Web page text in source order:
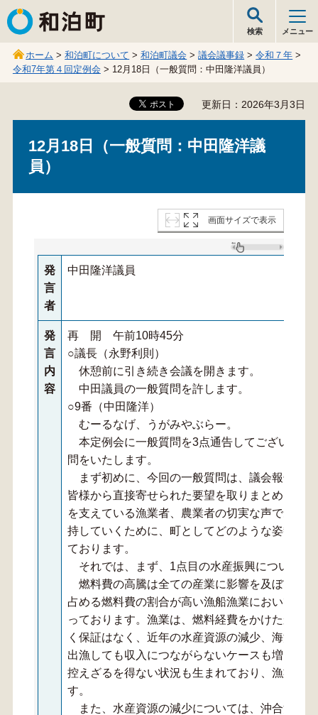
和泊町
検索 メニュー
ホーム >和泊町について >和泊町議会 >議会議事録 >令和７年 >
令和7年第４回定例会 > 12月18日（一般質問：中田隆洋議員）
更新日：2026年3月3日
12月18日（一般質問：中田隆洋議
員）
画面サイズで表示
発
言
者
中田隆洋議員
発
言
内
容
再 開 午前10時45分
○議長（永野利則）
休憩前に引き続き会議を開きます。
中田議員の一般質問を許します。
○9番（中田隆洋）
むーるなげ、うがみやぶらー。
本定例会に一般質問を3点通告してございます
問をいたします。
まず初めに、今回の一般質問は、議会報告会
皆様から直接寄せられた要望を取りまとめたも
を支えている漁業者、農業者の切実な声であり
持していくために、町としてどのような姿勢で
ております。
それでは、まず、1点目の水産振興についてお
燃料費の高騰は全ての産業に影響を及ぼして
占める燃料費の割合が高い漁船漁業においては
っております。漁業は、燃料経費をかけたから
く保証はなく、近年の水産資源の減少、海流の
出漁しても収入につながらないケースも増えて
控えざるを得ない状況も生まれており、漁業の
す。
また、水産資源の減少については、沖合漁業